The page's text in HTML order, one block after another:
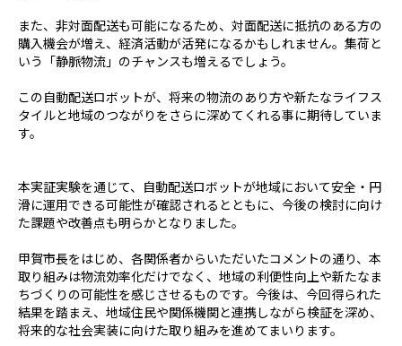
また、非対面配送も可能になるため、対面配送に抵抗のある方の
購入機会が増え、経済活動が活発になるかもしれません。集荷と
いう「静脈物流」のチャンスも増えるでしょう。
この自動配送ロボットが、将来の物流のあり方や新たなライフス
タイルと地域のつながりをさらに深めてくれる事に期待していま
す。
本実証実験を通じて、自動配送ロボットが地域において安全・円
滑に運用できる可能性が確認されるとともに、今後の検討に向け
た課題や改善点も明らかとなりました。
甲賀市長をはじめ、各関係者からいただいたコメントの通り、本
取り組みは物流効率化だけでなく、地域の利便性向上や新たなま
ちづくりの可能性を感じさせるものです。今後は、今回得られた
結果を踏まえ、地域住民や関係機関と連携しながら検証を深め、
将来的な社会実装に向けた取り組みを進めてまいります。